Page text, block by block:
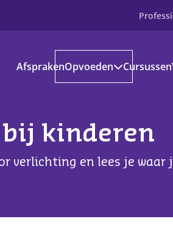
Prenataal
Baby
Jongere
AfsprakenOpvoeden
tijd
Cursussen
kinderen
verlichting en lees je waar